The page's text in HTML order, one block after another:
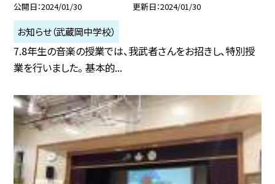
公開日 2024/01/30 更新日 2024/01/30
お知らせ（武蔵岡中学校）
7.8年生の音楽の授業では、我武者さんをお招きし、特別授
業を行いました。 基本的...